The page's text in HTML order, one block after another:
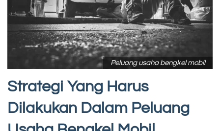
Peluang usaha bengkel mobil
Strategi Yang Harus
Dilakukan Dalam Peluang